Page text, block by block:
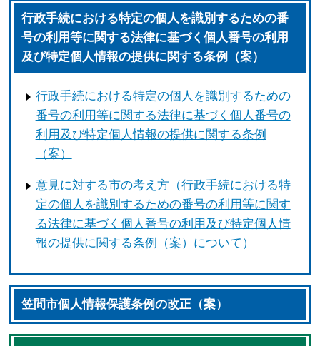
行政手続における特定の個人を識別するための番
号の利用等に関する法律に基づく個人番号の利用
及び特定個人情報の提供に関する条例（案）
行政手続における特定の個人を識別するための
番号の利用等に関する法律に基づく個人番号の
利用及び特定個人情報の提供に関する条例
（案）
意見に対する市の考え方（行政手続における特
定の個人を識別するための番号の利用等に関す
る法律に基づく個人番号の利用及び特定個人情
報の提供に関する条例（案）について）
笠間市個人情報保護条例の改正（案）